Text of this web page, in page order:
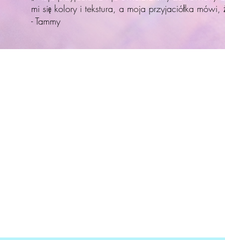
mi się kolory i tekstura, a moja przyjaciółka
- Tammy